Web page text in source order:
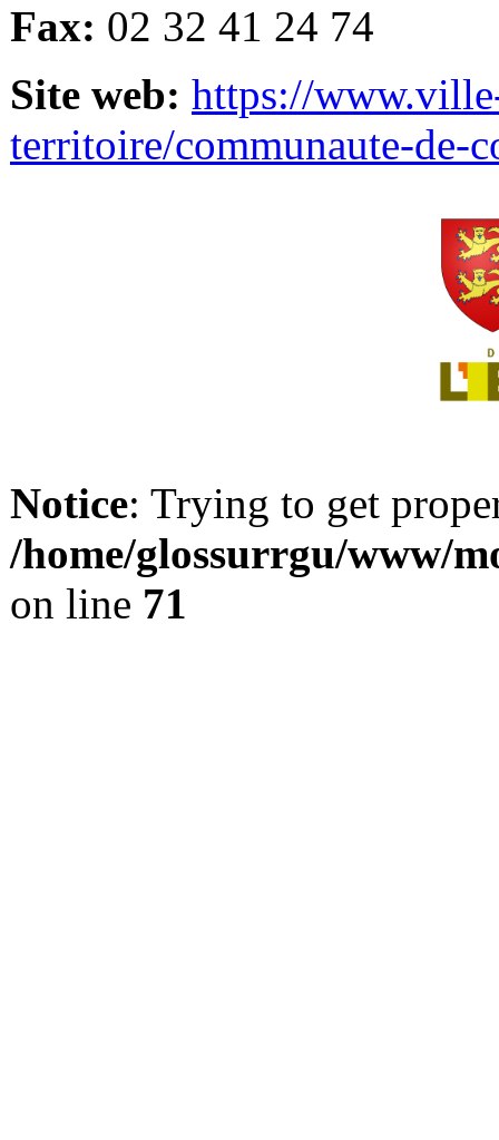
Fax: 02 32 41 24 74
Site web: https://
territoire/communaute-de-
Notice: Trying to get
/home/glossurrgu/www/
on line 71